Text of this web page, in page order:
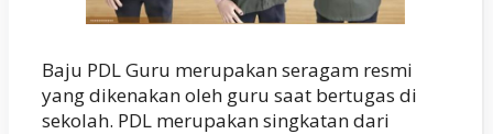
Baju PDL Guru merupakan seragam resmi
yang dikenakan oleh guru saat bertugas di
sekolah. PDL merupakan singkatan dari